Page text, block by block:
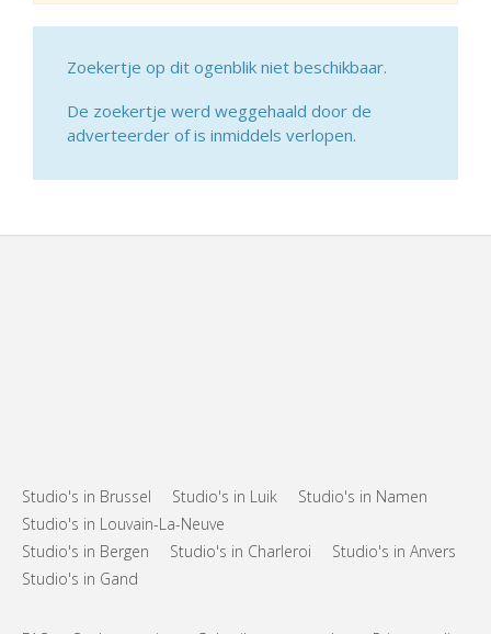
Zoekertje op dit ogenblik niet beschikbaar.
De zoekertje werd weggehaald door de
adverteerder of is inmiddels verlopen.
Studio's in Brussel Studio's in Luik
Studio's in Namen
Studio's in Louvain-La-Neuve
Studio's in Bergen
Studio's in Charleroi
Studio's in Anvers
Studio's in Gand